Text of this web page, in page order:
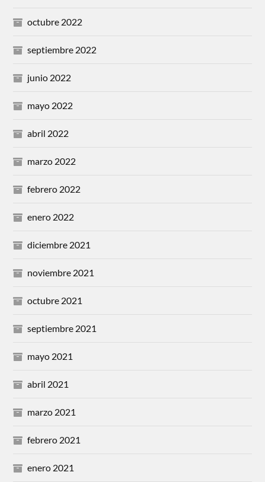
octubre 2022
septiembre 2022
junio 2022
mayo 2022
abril 2022
marzo 2022
febrero 2022
enero 2022
diciembre 2021
noviembre 2021
octubre 2021
septiembre 2021
mayo 2021
abril 2021
marzo 2021
febrero 2021
enero 2021